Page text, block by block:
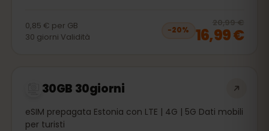
0,85 € per GB
30 giorni Validità
−20%
20,99 €
16,99 €
30GB 30giorni
eSIM prepagata Estonia con LTE | 4G | 5G Dati mobili
per turisti